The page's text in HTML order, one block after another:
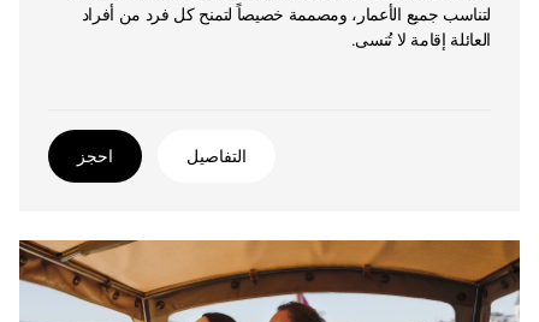
لتناسب جميع الأعمار، ومصممة خصيصاً لتمنح كل فرد من أفراد
العائلة إقامة لا تُنسى.
التفاصيل احجز